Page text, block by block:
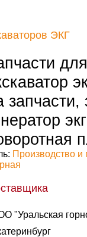
ЭКГ
запчасти,
Производство и
"Уральская